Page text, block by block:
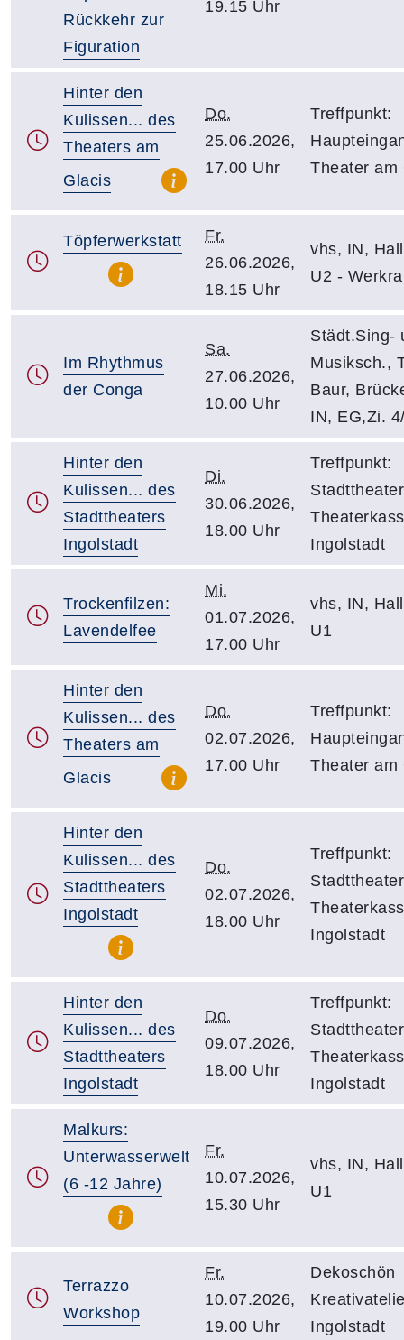
Rückkehr zur
Figuration
19.15 Uhr
Hinter den
Kulissen... des
Theaters am
Glacis
Do.
25.06.2026,
17.00 Uhr
Treffpunkt:
Theater am
Töpferwerkstatt
Fr.
26.06.2026,
18.15 Uhr
vhs, IN,
U2 -
Im Rhythmus
der Conga
Sa.
27.06.2026,
10.00 Uhr
Städt.Sing-
Musiksch.,
Baur,
IN, EG,Zi.
Hinter den
Kulissen... des
Stadttheaters
Ingolstadt
Di.
30.06.2026,
18.00 Uhr
Treffpunkt:
Stadttheater
Ingolstadt
Trockenfilzen:
Lavendelfee
Mi.
01.07.2026,
17.00 Uhr
vhs, IN,
U1
Hinter den
Kulissen... des
Theaters am
Glacis
Do.
02.07.2026,
17.00 Uhr
Treffpunkt:
Theater am
Hinter den
Kulissen... des
Stadttheaters
Ingolstadt
Do.
02.07.2026,
18.00 Uhr
Treffpunkt:
Stadttheater
Ingolstadt
Hinter den
Kulissen... des
Stadttheaters
Ingolstadt
Do.
09.07.2026,
18.00 Uhr
Treffpunkt:
Stadttheater
Ingolstadt
Malkurs:
Unterwasserwelt
(6 -12 Jahre)
Fr.
10.07.2026,
15.30 Uhr
vhs, IN,
U1
Terrazzo
Workshop
Fr.
10.07.2026,
19.00 Uhr
Dekoschön
Ingolstadt